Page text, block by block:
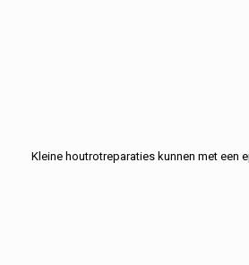
Kleine houtrotreparaties kunnen met een